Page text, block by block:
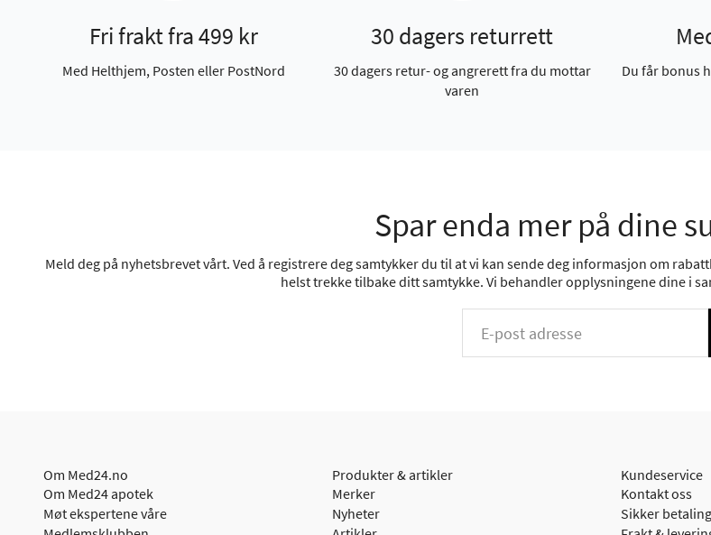
Fri frakt fra 499 kr
Med Helthjem, Posten eller PostNord
30 dagers returrett
30 dagers retur- og angrerett fra du mottar
varen
Du får bonus
Spar enda mer på dine
Meld deg på nyhetsbrevet vårt. Ved å registrere deg samtykker du til at vi kan sende deg informasjon om
helst trekke tilbake ditt samtykke. Vi behandler opplysningene dine i
Om Med24.no
Om Med24 apotek
Møt ekspertene våre
Produkter & artikler
Merker
Nyheter
Kundeservice
Kontakt oss
Sikker betaling